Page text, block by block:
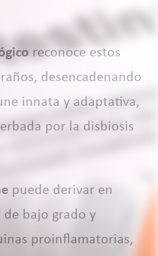
reconoce estos
desencadenando
innata y adaptativa,
por la disbiosis
puede derivar en
bajo grado y
proinflamatorias,